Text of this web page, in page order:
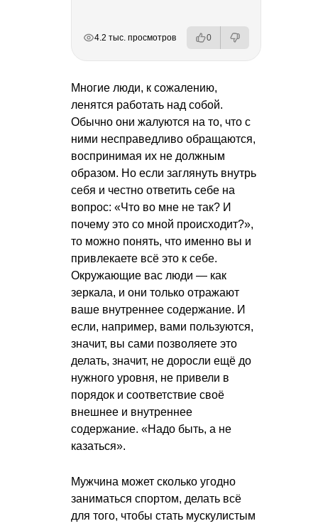
4.2 тыс. просмотров 0
Многие люди, к сожалению,
ленятся работать над собой.
Обычно они жалуются на то, что с
ними несправедливо обращаются,
воспринимая их не должным
образом. Но если заглянуть внутрь
себя и честно ответить себе на
вопрос: «Что во мне не так? И
почему это со мной происходит?»,
то можно понять, что именно вы и
привлекаете всё это к себе.
Окружающие вас люди — как
зеркала, и они только отражают
ваше внутреннее содержание. И
если, например, вами пользуются,
значит, вы сами позволяете это
делать, значит, не доросли ещё до
нужного уровня, не привели в
порядок и соответствие своё
внешнее и внутреннее
содержание. «Надо быть, а не
казаться».
Мужчина может сколько угодно
заниматься спортом, делать всё
для того, чтобы стать мускулистым